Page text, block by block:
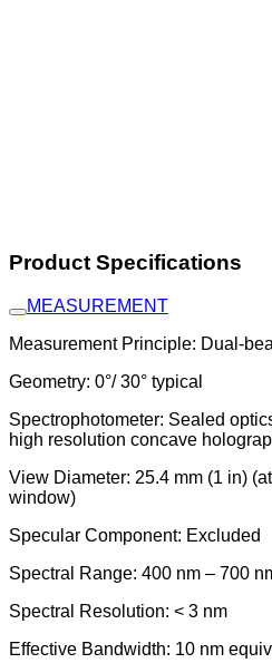
Product Specifications
MEASUREMENT
Measurement Principle: Dual-
Geometry: 0°/ 30° typical
Spectrophotometer: Sealed
high resolution concave
View Diameter: 25.4 mm (1 in)
window)
Specular Component: Excluded
Spectral Range: 400 nm – 700
Spectral Resolution: < 3 nm
Effective Bandwidth: 10 nm